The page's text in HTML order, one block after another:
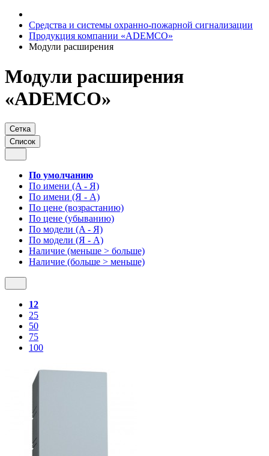
Средства и системы охранно-пожарной сигнализации
Продукция компании «ADEMCO»
Модули расширения
Модули расширения
«ADEMCO»
Сетка
Список
По умолчанию
По имени (A - Я)
По имени (Я - A)
По цене (возрастанию)
По цене (убыванию)
По модели (A - Я)
По модели (Я - A)
Наличие (меньше > больше)
Наличие (больше > меньше)
12
25
50
75
100